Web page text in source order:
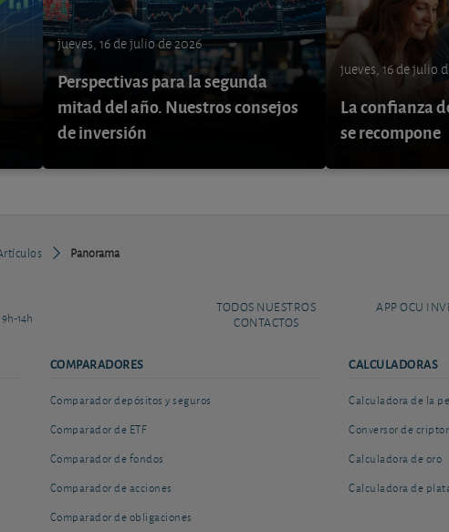
jueves, 16 de julio de 2026
Perspectivas para la segunda
mitad del año. Nuestros consejos
de inversión
jueves, 16 de julio
La confianza
se recompone
Panorama
14h
TODOS NUESTROS
CONTACTOS
APP OCU
COMPARADORES
Comparador depósitos y seguros
Comparador de ETF
Comparador de fondos
Comparador de acciones
Comparador de obligaciones
CALCULADORAS
Calculadora de la
Conversor de
Calculadora de oro
Calculadora de